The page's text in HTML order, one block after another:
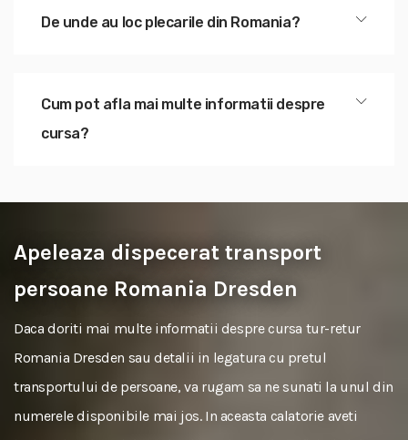
De unde au loc plecarile din Romania?
Cum pot afla mai multe informatii despre
cursa?
Apeleaza dispecerat transport
persoane Romania Dresden
Daca doriti mai multe informatii despre cursa tur-retur
Romania Dresden sau detalii in legatura cu pretul
transportului de persoane, va rugam sa ne sunati la unul din
numerele disponibile mai jos. In aceasta calatorie aveti